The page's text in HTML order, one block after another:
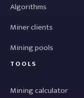
Algorithms
Miner clients
Mining pools
TOOLS
Mining calculator